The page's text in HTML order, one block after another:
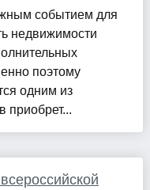
событием для
недвижимости
поэтому
одним из
приобрет...